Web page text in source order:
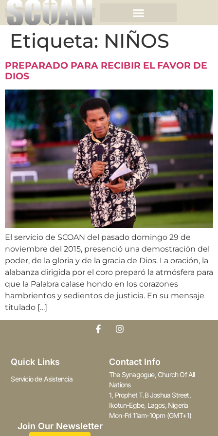
Etiqueta: NIÑOS
PREPARADO PARA RECIBIR EL FAVOR DE
DIOS
El servicio de SCOAN del pasado domingo 29 de
noviembre del 2015, presenció una demostración del
poder, de la gloria y de la gracia de Dios. La oración, la
alabanza dirigida por el coro preparó la atmósfera para
que la Palabra calase hondo en los corazones
hambrientos y sedientos de justicia. En su mensaje
titulado […]
Quick Links
Servicio de Asistencia
Contact Info
The Synagogue, Church Of All
Nations
1, Prophet T.B Joshua Street,
Ikotun-Egbe, Lagos, Nigeria
Mon-Fri 11am-10pm (GMT+1)
Join Our Newsletter